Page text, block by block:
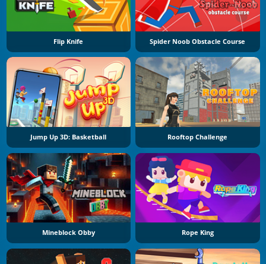
Flip Knife Spider Noob Obstacle Course
Jump Up 3D: Basketball Rooftop Challenge
Mineblock Obby Rope King